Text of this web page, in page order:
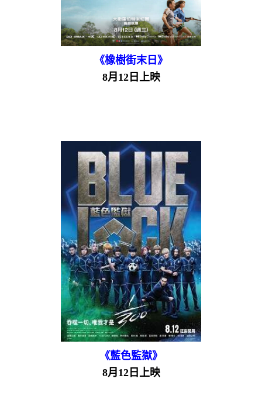
《橡樹街末日》
8月12日上映
《藍色監獄》
8月12日上映